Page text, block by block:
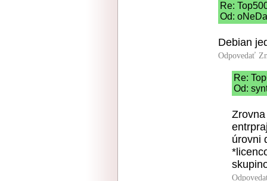
Re:
Od:
Debian
Odpovedať
Re:
Od:
úrovni